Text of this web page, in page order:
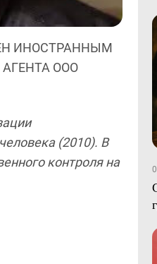
ИНОСТРАННЫМ
ООО
(2010). В
контроля на